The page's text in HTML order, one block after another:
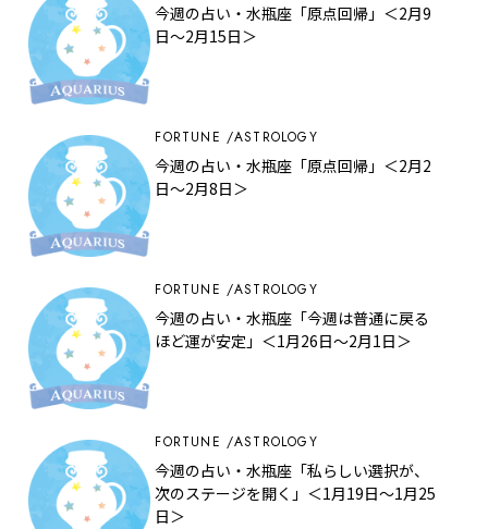
今週の占い・水瓶座「原点回帰」＜2月9
日～2月15日＞
FORTUNE ASTROLOGY
今週の占い・水瓶座「原点回帰」＜2月2
日～2月8日＞
FORTUNE ASTROLOGY
今週の占い・水瓶座「今週は普通に戻る
ほど運が安定」＜1月26日～2月1日＞
FORTUNE ASTROLOGY
今週の占い・水瓶座「私らしい選択が、
次のステージを開く」＜1月19日～1月25
日＞